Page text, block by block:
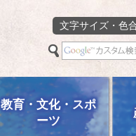
文字サイズ・色
教育・文化・スポ
ーツ